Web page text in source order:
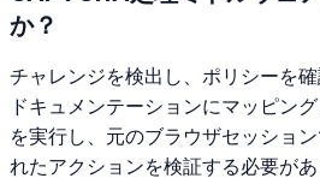
か？
チャレンジを検出し、ポリシーを
ドキュメンテーションにマッピン
を実行し、元のブラウザセッショ
れたアクションを検証する必要があ